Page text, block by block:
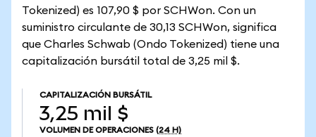
Tokenized) es 107,90 $ por SCHWon. Con un
suministro circulante de 30,13 SCHWon, significa
que Charles Schwab (Ondo Tokenized) tiene una
capitalización bursátil total de 3,25 mil $.
CAPITALIZACIÓN BURSÁTIL
3,25 mil $
VOLUMEN DE OPERACIONES (24 H)